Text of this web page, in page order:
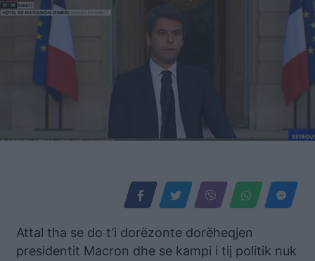
Attal tha se do t’i dorëzonte dorëheqjen
presidentit Macron dhe se kampi i tij politik nuk